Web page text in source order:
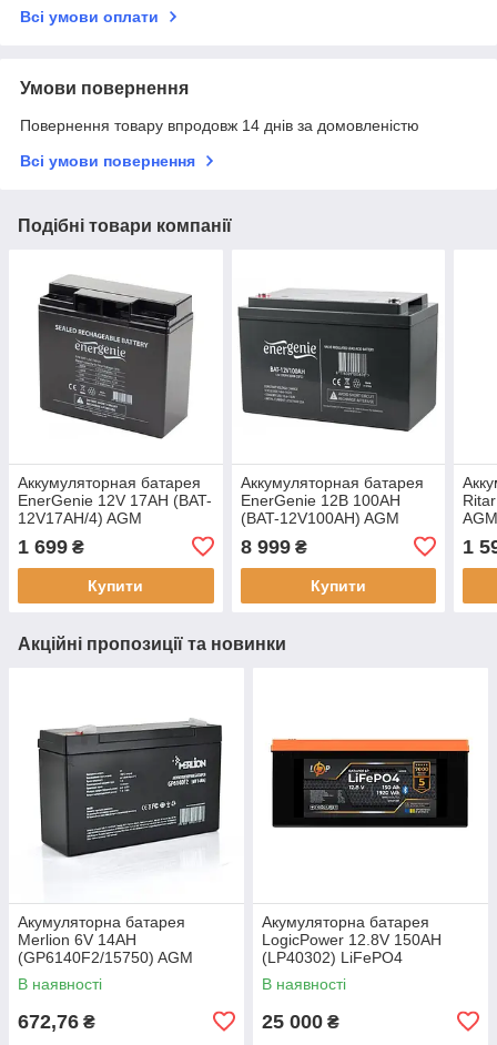
Всі умови оплати
Умови повернення
Повернення товару впродовж 14 днів за домовленістю
Всі умови повернення
Подібні товари компанії
Аккумуляторная батарея
EnerGenie 12V 17AH (BAT-
12V17AH/4) AGM
1 699 ₴
Купити
Аккумуляторная батарея
EnerGenie 12В 100AH
(BAT-12V100AH) AGM
8 999₴
Купити
1
Акційні пропозиції та новинки
Акумуляторна батарея
Merlion 6V 14AH
(GP6140F2/15750) AGM
В наявності
672,76 ₴
Акумуляторна батарея
LogicPower 12.8V 150AH
(LP40302) LiFePO4
В наявності
25 000 ₴